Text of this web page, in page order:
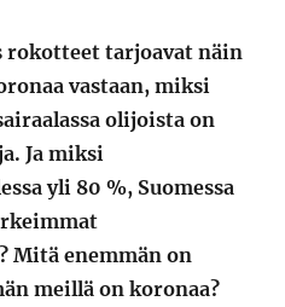
rokotteet tarjoavat näin
vastaan, miksi
olijoista on
Ja miksi
yli 80 %, Suomessa
Mitä enemmän on
meillä on koronaa?